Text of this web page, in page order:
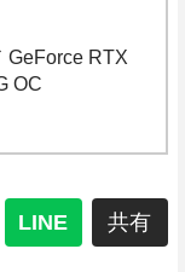
GeForce RTX
OC
LINE 共有